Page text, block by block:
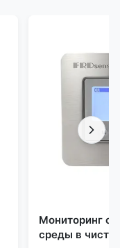
Мониторинг
среды в